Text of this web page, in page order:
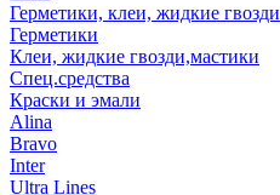
Герметики, клеи, жидкие гвозди
Герметики
Клеи, жидкие гвозди,мастики
Спец.средства
Краски и эмали
Alina
Bravo
Inter
Ultra Lines